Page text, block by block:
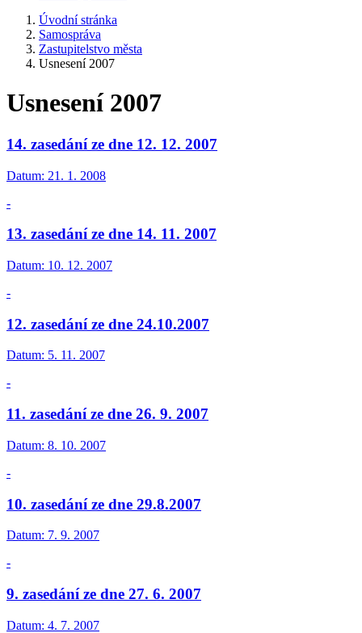
Úvodní stránka
Samospráva
Zastupitelstvo města
Usnesení 2007
Usnesení 2007
14. zasedání ze dne 12. 12. 2007
Datum: 21. 1. 2008
-
13. zasedání ze dne 14. 11. 2007
Datum: 10. 12. 2007
-
12. zasedání ze dne 24.10.2007
Datum: 5. 11. 2007
-
11. zasedání ze dne 26. 9. 2007
Datum: 8. 10. 2007
-
10. zasedání ze dne 29.8.2007
Datum: 7. 9. 2007
-
9. zasedání ze dne 27. 6. 2007
Datum: 4. 7. 2007